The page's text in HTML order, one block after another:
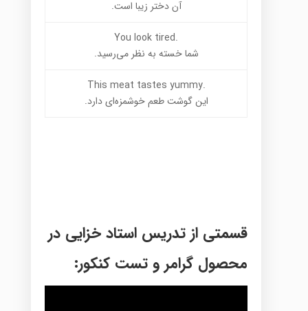
آن دختر زیبا است.
.You look tired
شما خسته به نظر می‌رسید.
.This meat tastes yummy
این گوشت طعم خوشمزه‌ای دارد.
قسمتی از تدریس استاد خزایی در
محصول گرامر و تست کنکور: